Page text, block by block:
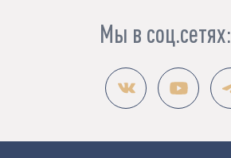
Мы в соц.сетях: